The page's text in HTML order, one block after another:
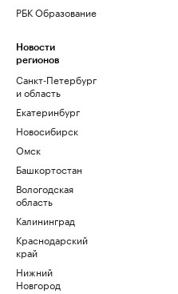
РБК Образование
Новости
регионов
Санкт-Петербург
и область
Екатеринбург
Новосибирск
Омск
Башкортостан
Вологодская
область
Калининград
Краснодарский
край
Нижний
Новгород